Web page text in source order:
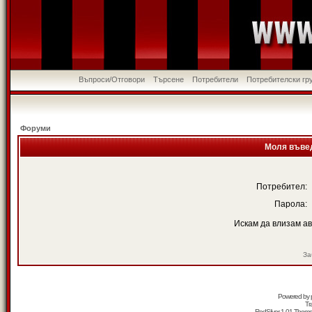
Въпроси/Отговори Търсене Потребители Потребителски
Форуми
Моля
Потребител:
Парола:
Искам да влизам
Powered by